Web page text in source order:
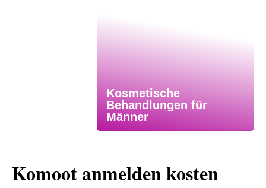
Kosmetische
Behandlungen für
Männer
Komoot anmelden kosten